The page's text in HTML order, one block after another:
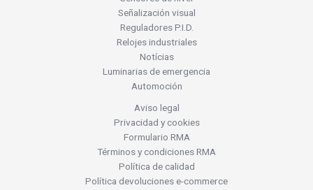
Señalización visual
Reguladores P.I.D.
Relojes industriales
Notícias
Luminarias de emergencia
Automoción
Aviso legal
Privacidad y cookies
Formulario RMA
Términos y condiciones RMA
Política de calidad
Política devoluciones e-commerce